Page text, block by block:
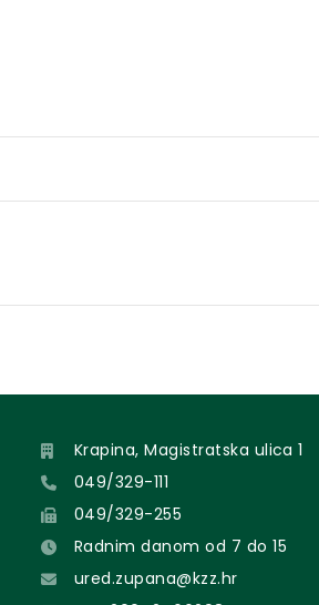
Krapina, Magistratska ulica 1
049/329-111
049/329-255
Radnim danom od 7 do 15
ured.zupana@kzz.hr